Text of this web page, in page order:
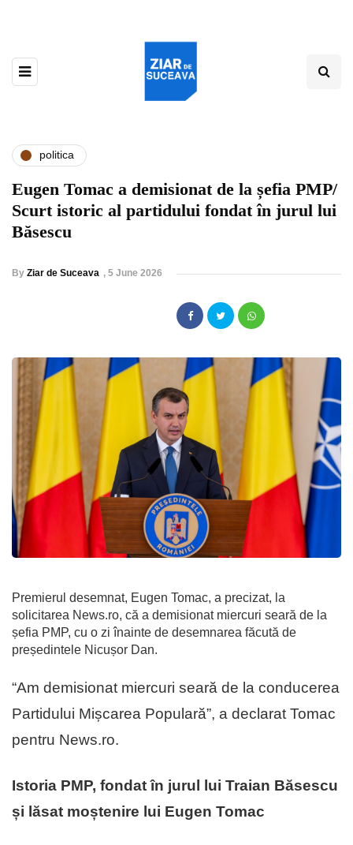
politica
Eugen Tomac a demisionat de la șefia PMP/
Scurt istoric al partidului fondat în jurul lui
Băsescu
By Ziar de Suceava , 5 June 2026
Premierul desemnat, Eugen Tomac, a precizat, la
solicitarea News.ro, că a demisionat miercuri seară de la
șefia PMP, cu o zi înainte de desemnarea făcută de
președintele Nicușor Dan.
“Am demisionat miercuri seară de la conducerea
Partidului Mișcarea Populară”, a declarat Tomac
pentru News.ro.
Istoria PMP, fondat în jurul lui Traian Băsescu
și lăsat moștenire lui Eugen Tomac